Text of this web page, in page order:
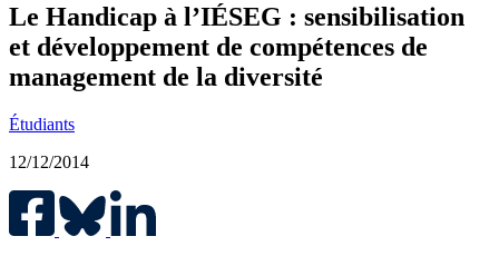
Le Handicap à l’IÉSEG : sensibilisation
et développement de compétences de
management de la diversité
Étudiants
12/12/2014